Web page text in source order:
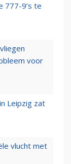
777-9’s te
voor
Leipzig zat
vlucht met